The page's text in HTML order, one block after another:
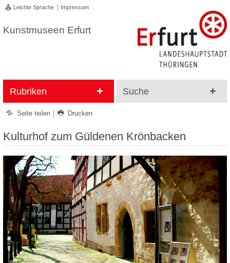
Leichte Sprache Impressum
Kunstmuseen Erfurt
Rubriken Suche
Seite teilen Drucken
Kulturhof zum Güldenen Krönbacken